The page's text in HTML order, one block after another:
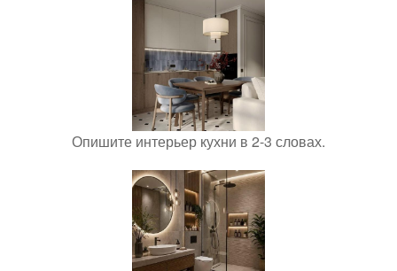
Опишите интерьер кухни в 2-3 словах.